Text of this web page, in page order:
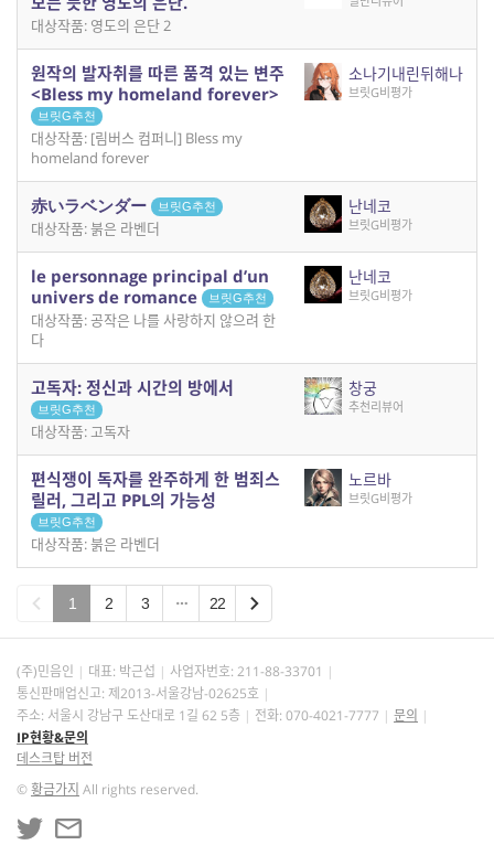
대상작품: 영도의 은단 2
원작의 발자취를 따른 품격 있는 변주
<Bless my homeland forever>
브릿G추천
대상작품: [림버스 컴퍼니] Bless my
homeland forever
소나기내린뒤해나
브릿G비평가
赤いラベンダー 브릿G추천
대상작품: 붉은 라벤더
난네코
브릿G비평가
le personnage principal d’un
univers de romance
브릿G추천
대상작품: 공작은 나를 사랑하지 않으려 한
다
난네코
브릿G비평가
고독자: 정신과 시간의 방에서
브릿G추천
대상작품: 고독자
창궁
추천리뷰어
편식쟁이 독자를 완주하게 한 범죄스
릴러, 그리고 PPL의 가능성
브릿G추천
대상작품: 붉은 라벤더
노르바
브릿G비평가
1 2 3 22
(주)민음인 대표: 박근섭 사업자번호: 211-88-33701
통신판매업신고: 제2013-서울강남-02625호
주소: 서울시 강남구 도산대로 1길 62 5층
전화: 070-4021-7777
문의
IP현황&문의
데스크탑 버전
©황금가지 All rights reserved.